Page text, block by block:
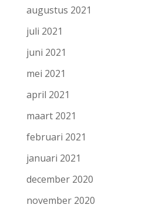
augustus 2021
juli 2021
juni 2021
mei 2021
april 2021
maart 2021
februari 2021
januari 2021
december 2020
november 2020